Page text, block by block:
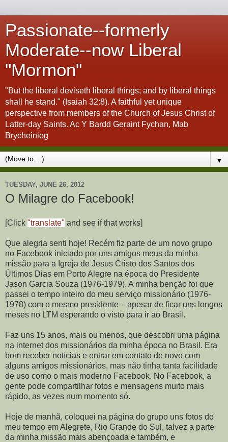
Passionate--formerly
Moderate--now Liberal
"Mormon"
"But the liberal deviseth liberal things; and by liberal things
shall he stand." (Isaiah 32:8). A faithful yet unique
perspective from members of the Church of Jesus Christ of
Latter-day Saints. Ac Y Bardd Geraint Fychan, Mab
Brycheiniog
▼
TUESDAY, JUNE 26, 2012
O Milagre do Facebook!
[Click "translate" and see if that works]
Que alegria senti hoje! Recém fiz parte de um novo grupo
no Facebook iniciado por uns amigos meus da minha
missão para a Igreja de Jesus Cristo dos Santos dos
Últimos Dias em Porto Alegre na época do Presidente
Jason Garcia Souza (1976-1979). A minha benção foi que
passei o tempo inteiro do meu serviço missionário (1976-
1978) com o mesmo presidente – apesar de ficar uns longos
meses no LTM esperando o visto para ir ao Brasil.
Faz uns 15 anos, mais ou menos, que descobri uma página
na internet dos missionários da minha época no Brasil. Era
bom receber notícias e entrar em contato de novo com
alguns amigos missionários, mas não tinha tanta facilidade
de uso como o mais moderno Facebook. No Facebook, a
gente pode compartilhar fotos e mensagens muito mais
rápido, as vezes num momento só.
Hoje de manhã, coloquei na página do grupo uns fotos do
meu tempo em Alegrete, Rio Grande do Sul, talvez a parte
da minha missão mais abençoada e também, e